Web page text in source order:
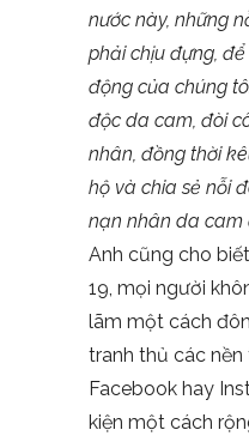
nước này, những
phải chịu đựng,
động của chúng
độc da cam, đòi
nhân, đồng thời
hộ và chia sẻ nỗi
nạn nhân da cam
Anh cũng cho
19, mọi người
lãm một cách
tranh thủ các nền
Facebook hay
kiện một cách